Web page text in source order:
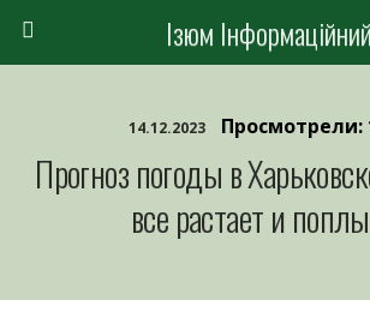
Ізюм Інформаційний
14.12.2023 Просмотрели:
Прогноз погоды в
все растает и